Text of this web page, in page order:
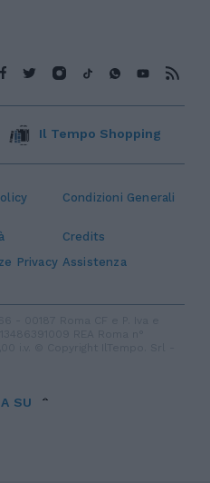
Condizioni Generali
Credits
Privacy Assistenza
Il Tempo Shopping
SU